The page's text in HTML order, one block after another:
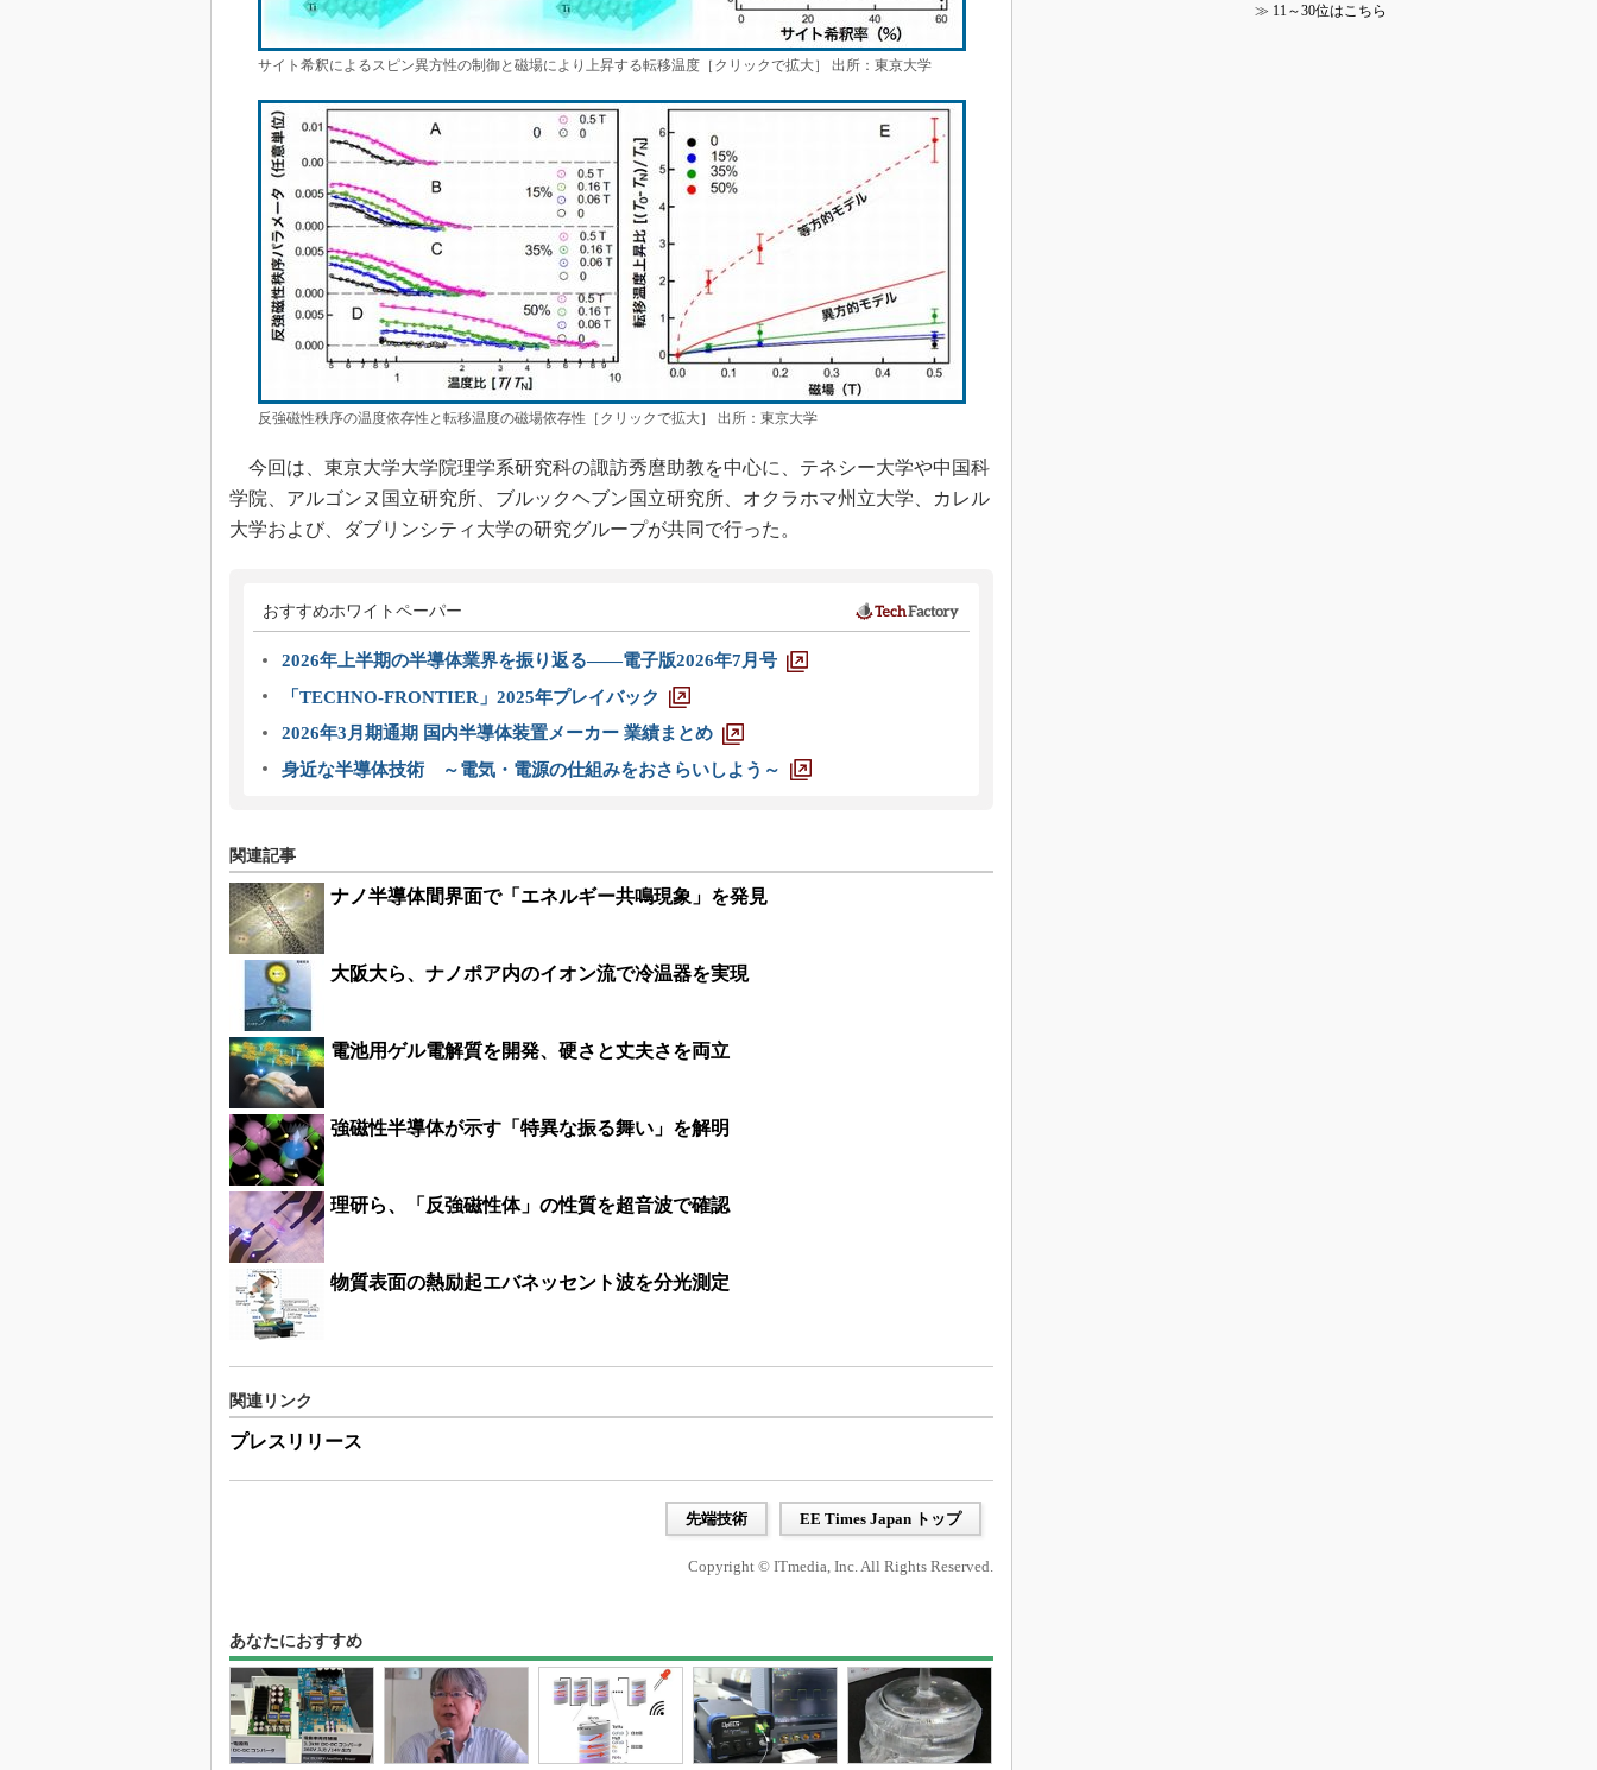
サイト希釈によるスピン異方性の制御と磁場により上昇する転移温度［クリックで拡大］ 出所：東京大学
反強磁性秩序の温度依存性と転移温度の磁場依存性［クリックで拡大］ 出所：東京大学
今回は、東京大学大学院理学系研究科の諏訪秀麿助教を中心に、テネシー大学や中国科
学院、アルゴンヌ国立研究所、ブルックヘブン国立研究所、オクラホマ州立大学、カレル
大学および、ダブリンシティ大学の研究グループが共同で行った。
おすすめホワイトペーパー
2026年上半期の半導体業界を振り返る――電子版2026年7月号
「TECHNO-FRONTIER」2025年プレイバック
2026年3月期通期 国内半導体装置メーカー 業績まとめ
身近な半導体技術 ～電気・電源の仕組みをおさらいしよう～
関連記事
ナノ半導体間界面で「エネルギー共鳴現象」を発見
大阪大ら、ナノポア内のイオン流で冷温器を実現
電池用ゲル電解質を開発、硬さと丈夫さを両立
強磁性半導体が示す「特異な振る舞い」を解明
理研ら、「反強磁性体」の性質を超音波で確認
物質表面の熱励起エバネッセント波を分光測定
関連リンク
プレスリリース
先端技術 EE Times Japan トップ
Copyright © ITmedia, Inc. All Rights Reserved.
あなたにおすすめ
≫ 11～30位はこちら